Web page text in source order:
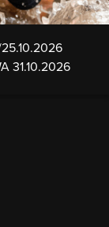
31.10.2026